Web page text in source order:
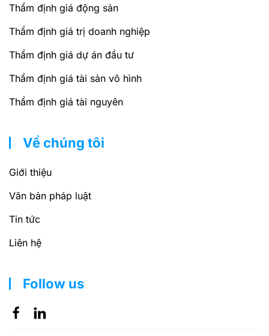
Thẩm định giá động sản
Thẩm định giá trị doanh nghiệp
Thẩm định giá dự án đầu tư
Thẩm định giá tài sản vô hình
Thẩm định giá tài nguyên
Về chúng tôi
Giới thiệu
Văn bản pháp luật
Tin tức
Liên hệ
Follow us